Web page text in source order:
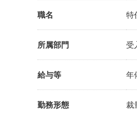
職名 特
所属部門 受
給与等 年
勤務形態 裁